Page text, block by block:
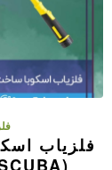
فلزیاب